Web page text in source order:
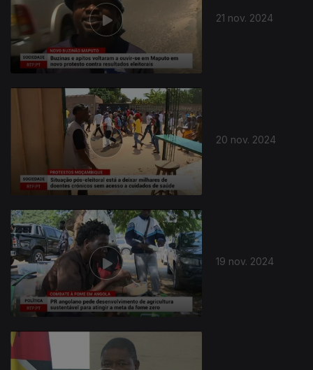
21 nov. 2024
20 nov. 2024
19 nov. 2024